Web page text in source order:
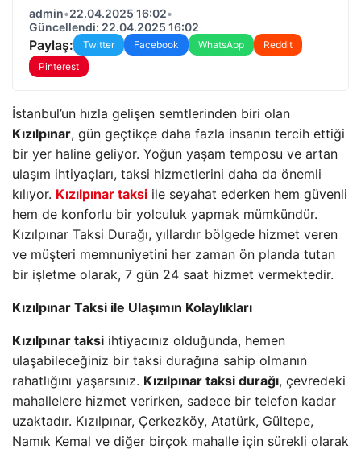
admin•22.04.2025 16:02•
Güncellendi: 22.04.2025 16:02
Paylaş: Twitter Facebook WhatsApp
Reddit
Pinterest
İstanbul’un hızla gelişen semtlerinden biri olan
Kızılpınar, gün geçtikçe daha fazla insanın tercih ettiği
bir yer haline geliyor. Yoğun yaşam temposu ve artan
ulaşım ihtiyaçları, taksi hizmetlerini daha da önemli
kılıyor. Kızılpınar taksi ile seyahat ederken hem güvenli
hem de konforlu bir yolculuk yapmak mümkündür.
Kızılpınar Taksi Durağı, yıllardır bölgede hizmet veren
ve müşteri memnuniyetini her zaman ön planda tutan
bir işletme olarak, 7 gün 24 saat hizmet vermektedir.
Kızılpınar Taksi ile Ulaşımın Kolaylıkları
Kızılpınar taksi ihtiyacınız olduğunda, hemen
ulaşabileceğiniz bir taksi durağına sahip olmanın
rahatlığını yaşarsınız. Kızılpınar taksi durağı, çevredeki
mahallelere hizmet verirken, sadece bir telefon kadar
uzaktadır. Kızılpınar, Çerkezköy, Atatürk, Gültepe,
Namık Kemal ve diğer birçok mahalle için sürekli olarak